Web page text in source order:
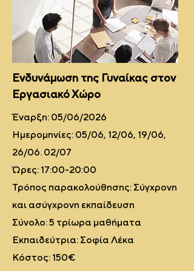
Ενδυνάμωση της Γυναίκας στον
Εργασιακό Χώρο
Έναρξη: 05/06/2026
Ημερομηνίες: 05/06, 12/06, 19/06,
26/06. 02/07
Ώρες: 17:00-20:00
Τρόπος παρακολούθησης: Σύγχρονη
και ασύγχρονη εκπαίδευση
Σύνολο: 5 τρίωρα μαθήματα
Εκπαιδεύτρια: Σοφία Λέκα
Κόστος: 150€